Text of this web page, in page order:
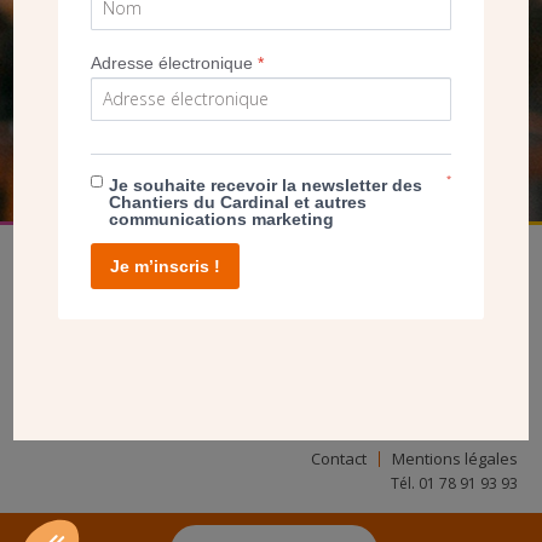
NOUS PERMET D’AGIR
Contact Mentions légales
Tél. 01 78 91 93 93
Adresse électronique*
Je souhaite recevoir la newsletter des
Chantiers du Cardinal et autres
communications marketing
*
Je m’inscris !